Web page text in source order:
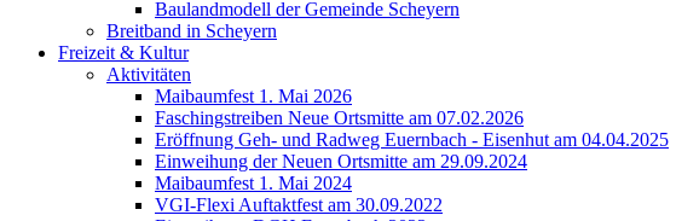
Baulandmodell der Gemeinde Scheyern
Breitband in Scheyern
Freizeit & Kultur
Aktivitäten
Maibaumfest 1. Mai 2026
Faschingstreiben Neue Ortsmitte am 07.02.2026
Eröffnung Geh- und Radweg Euernbach - Eisenhut am 04.04.2025
Einweihung der Neuen Ortsmitte am 29.09.2024
Maibaumfest 1. Mai 2024
VGI-Flexi Auftaktfest am 30.09.2022